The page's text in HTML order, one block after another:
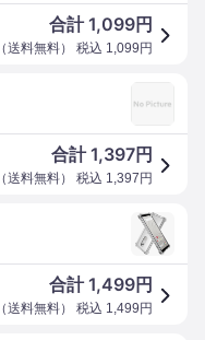
合計1,099円
（送料無料） 税込 1,099 円
合計1,397円
（送料無料） 税込 1,397 円
合計1,499円
（送料無料） 税込 1,499 円